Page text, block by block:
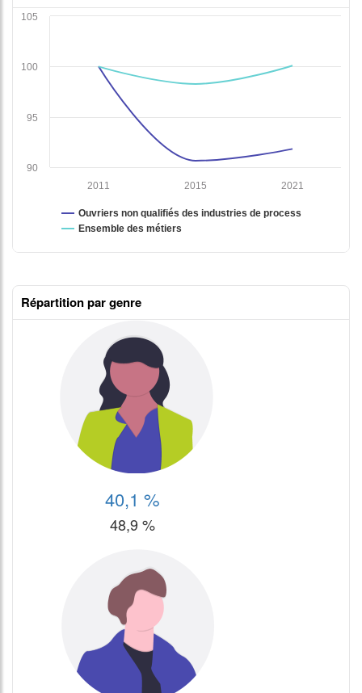
Information donnée n°2
tableaux excel n°2
Répartition par genre
40,1 %
48,9 %